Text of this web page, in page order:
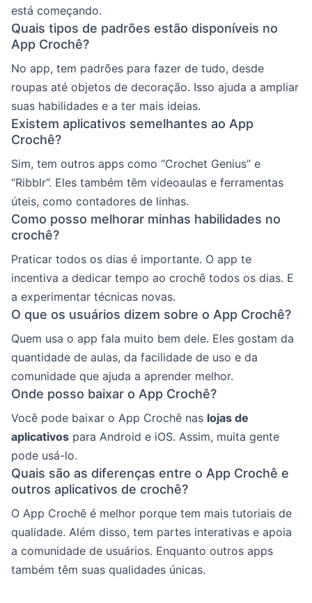
está começando.
Quais tipos de padrões estão disponíveis no
App Crochê?
No app, tem padrões para fazer de tudo, desde
roupas até objetos de decoração. Isso ajuda a ampliar
suas habilidades e a ter mais ideias.
Existem aplicativos semelhantes ao App
Crochê?
Sim, tem outros apps como “Crochet Genius” e
“Ribblr”. Eles também têm videoaulas e ferramentas
úteis, como contadores de linhas.
Como posso melhorar minhas habilidades no
crochê?
Praticar todos os dias é importante. O app te
incentiva a dedicar tempo ao crochê todos os dias. E
a experimentar técnicas novas.
O que os usuários dizem sobre o App Crochê?
Quem usa o app fala muito bem dele. Eles gostam da
quantidade de aulas, da facilidade de uso e da
comunidade que ajuda a aprender melhor.
Onde posso baixar o App Crochê?
Você pode baixar o App Crochê nas lojas de
aplicativos para Android e iOS. Assim, muita gente
pode usá-lo.
Quais são as diferenças entre o App Crochê e
outros aplicativos de crochê?
O App Crochê é melhor porque tem mais tutoriais de
qualidade. Além disso, tem partes interativas e apoia
a comunidade de usuários. Enquanto outros apps
também têm suas qualidades únicas.